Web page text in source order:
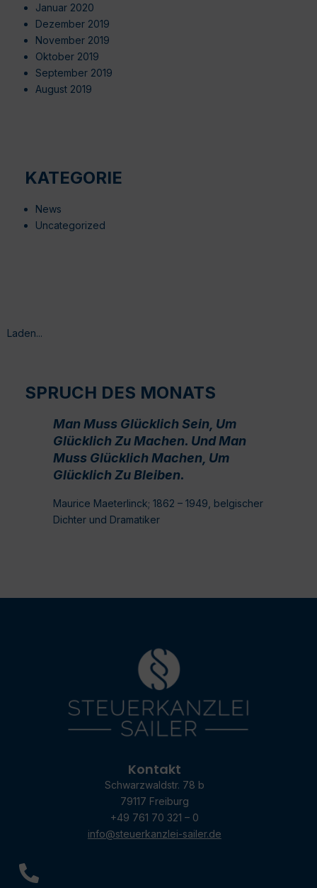
Januar 2020
Dezember 2019
November 2019
Oktober 2019
September 2019
August 2019
KATEGORIE
News
Uncategorized
Laden...
SPRUCH DES MONATS
Man Muss Glücklich Sein, Um
Glücklich Zu Machen. Und Man
Muss Glücklich Machen, Um
Glücklich Zu Bleiben.
Maurice Maeterlinck; 1862 – 1949, belgischer
Dichter und Dramatiker
Kontakt
Schwarzwaldstr. 78 b
79117 Freiburg
+49 761 70 321 – 0
info@steuerkanzlei-sailer.de